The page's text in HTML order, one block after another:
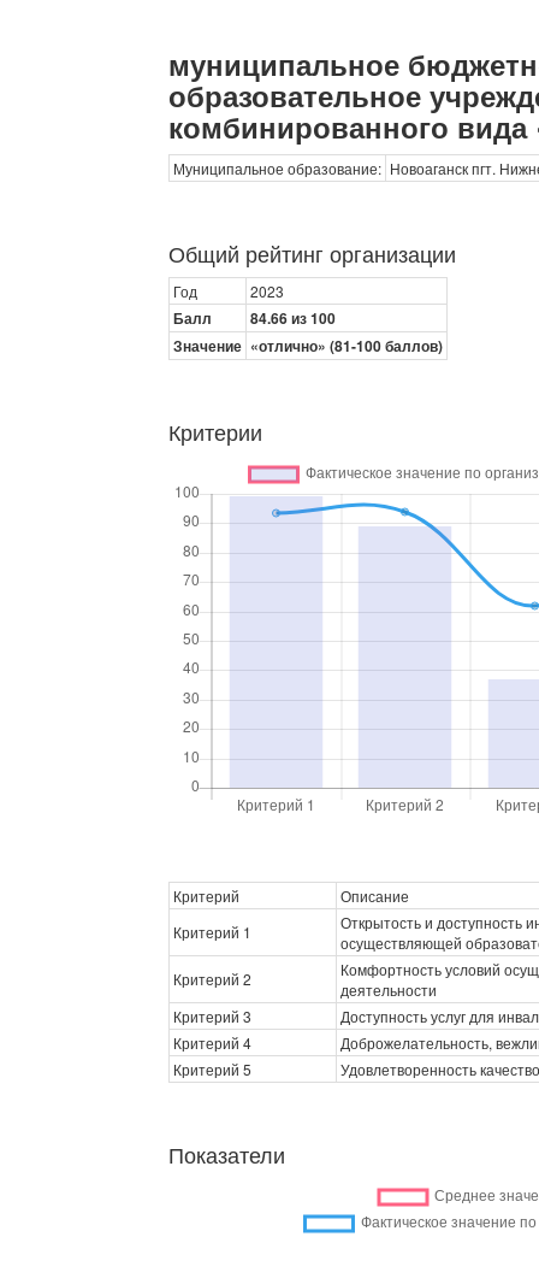
муниципальное
образовательное
комбинированного вида
Муниципальное образование: Новоаганск пгт.
Общий рейтинг организации
Год 2023
Балл
84.66 из 100
Значение «отлично» (81-100 баллов)
Критерии
Критерий
Описание
Критерий 1
Открытость и доступность
осуществляющей
Критерий 2
Комфортность условий
деятельности
Критерий 3
Доступность услуг для
Критерий 4
Доброжелательность,
Критерий 5
Удовлетворенность
Показатели